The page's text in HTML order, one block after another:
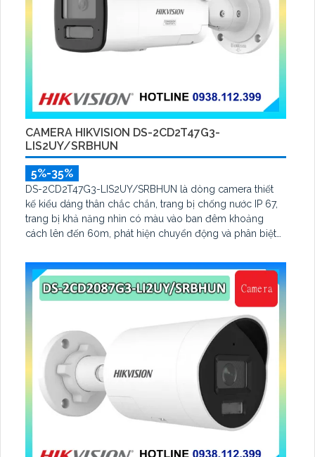
CAMERA HIKVISION DS-2CD2T47G3-
LIS2UY/SRBHUN
5%-35%
DS-2CD2T47G3-LIS2UY/SRBHUN là dòng camera thiết
kế kiểu dáng thân chắc chắn, trang bị chống nước IP 67,
trang bị khả năng nhìn có màu vào ban đêm khoảng
cách lên đến 60m, phát hiện chuyển động và phân biệt